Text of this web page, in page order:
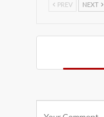
PREV NEXT